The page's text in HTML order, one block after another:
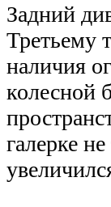
Задний
Третьему
наличия
колесной
галерке